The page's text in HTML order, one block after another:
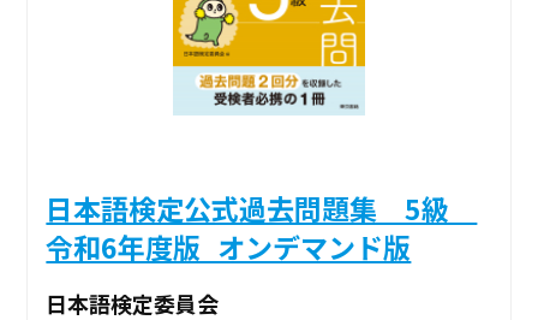
日本語検定公式過去問題集 5級
令和6年度版_オンデマンド版
日本語検定委員会